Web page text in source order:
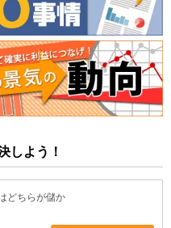
しよう！
どちらが儲か